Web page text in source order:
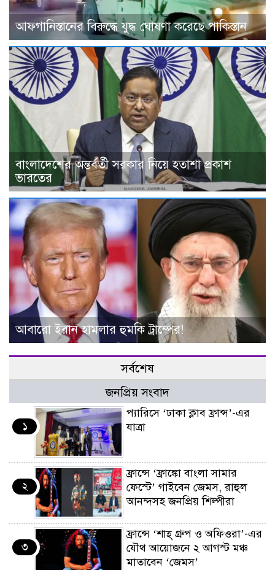
আফগানিস্তানের বিরুদ্ধে যুদ্ধ ঘোষণা করেছে পাকিস্তান
বাংলাদেশের অন্তর্বর্তী সরকার নিয়ে হতাশা প্রকাশ
ভারতের
আবারো ইরান হামলার হুমকি ট্রাম্পের!
সর্বশেষ
জনপ্রিয় সংবাদ
১
প্যারিসে ‘ঢাকা ক্লাব ফ্রান্স’-এর
যাত্রা
২
ফ্রান্সে ‘ফ্রাঙ্কো বাংলা সামার
ফেস্টে’ গাইবেন জেমস, রাহুল
আনন্দসহ জনপ্রিয় শিল্পীরা
৩
ফ্রান্সে ‘শাহ্ গ্রুপ ও অফিওরা’-এর
যৌথ আয়োজনে ২ আগস্ট মঞ্চ
মাতাবেন ‘জেমস’